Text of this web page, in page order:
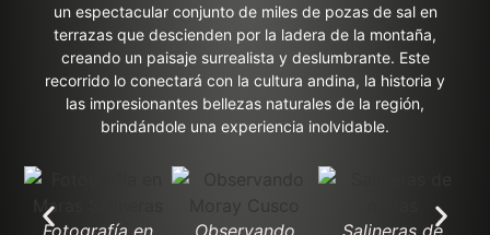
un espectacular conjunto de miles de pozas de sal en
terrazas que descienden por la ladera de la montaña,
creando un paisaje surrealista y deslumbrante. Este
recorrido lo conectará con la cultura andina, la historia y
las impresionantes bellezas naturales de la región,
brindándole una experiencia inolvidable.